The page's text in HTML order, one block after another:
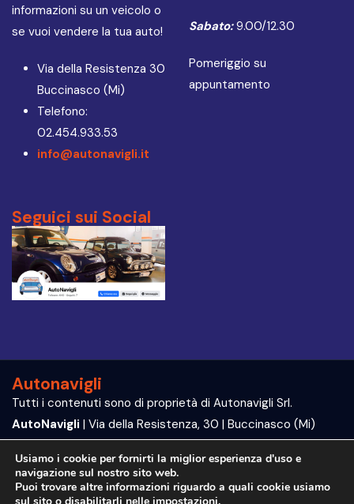
informazioni su un veicolo o
se vuoi vendere la tua auto!
Via della Resistenza 30
Buccinasco (Mi)
Telefono:
02.454.933.53
info@autonavigli.it
Sabato:9.00/12.30
Pomeriggio su
appuntamento
Seguici sui Social
Autonavigli
Tutti i contenuti sono di proprietà di Autonavigli Srl.
AutoNavigli | Via della Resistenza, 30 | Buccinasco (Mi)
P.IVA e C.F. 09564070960
Trattamento dei dati | Privacy Policy
Usiamo i cookie per fornirti la miglior esperienza d'uso e
navigazione sul nostro sito web.
Puoi trovare altre informazioni riguardo a quali cookie usiamo